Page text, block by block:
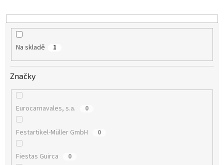
t
ů
Na skladě 1
Značky
Eurocarnavales, s.a. 0
Festartikel-Müller GmbH 0
Fiestas Guirca 0